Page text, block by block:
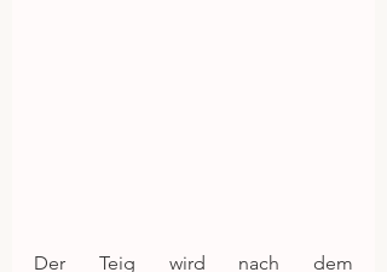
Der Teig wird nach dem